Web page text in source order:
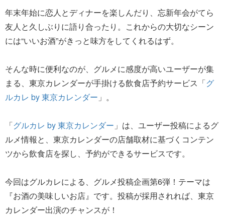
年末年始に恋人とディナーを楽しんだり、忘新年会がてら
友人と久しぶりに語り合ったり。これからの大切なシーン
には“いいお酒”がきっと味方をしてくれるはず。
そんな時に便利なのが、グルメに感度が高いユーザーが集
まる、東京カレンダーが手掛ける飲食店予約サービス「グ
ルカレ by 東京カレンダー 」。
「グルカレ by 東京カレンダー 」は、ユーザー投稿によるグ
ルメ情報と、東京カレンダーの店舗取材に基づくコンテン
ツから飲食店を探し、予約ができるサービスです。
今回はグルカレによる、グルメ投稿企画第6弾！テーマは
『お酒の美味しいお店』です。投稿が採用されれば、東京
カレンダー出演のチャンスが！